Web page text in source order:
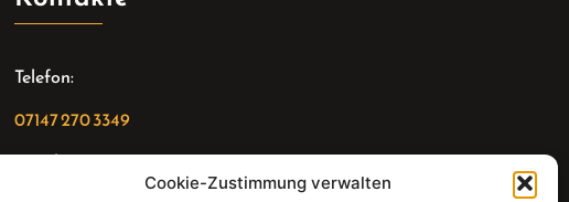
Cookie-Zustimmung verwalten
Telefon:
07147 270 3349
Email: